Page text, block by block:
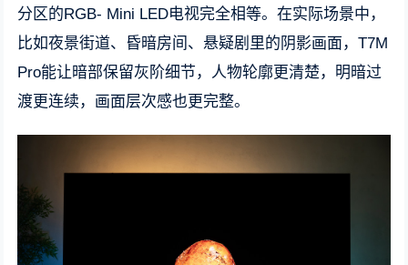
分区的RGB- Mini LED电视完全相等。在实际场景中，
比如夜景街道、昏暗房间、悬疑剧里的阴影画面，T7M
Pro能让暗部保留灰阶细节，人物轮廓更清楚，明暗过
渡更连续，画面层次感也更完整。